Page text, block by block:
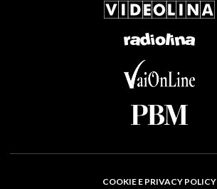
COOKIE E PRIVACY POLICY